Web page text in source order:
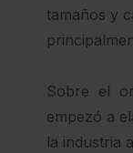
tamaños y
Sobre el
empezó a
la industria